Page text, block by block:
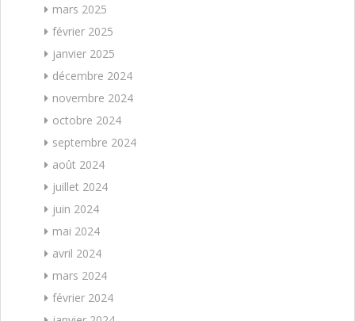
mars 2025
février 2025
janvier 2025
décembre 2024
novembre 2024
octobre 2024
septembre 2024
août 2024
juillet 2024
juin 2024
mai 2024
avril 2024
mars 2024
février 2024